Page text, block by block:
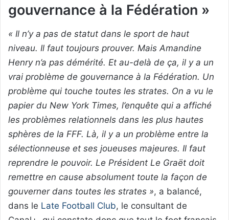
gouvernance à la Fédération »
« Il n’y a pas de statut dans le sport de haut
niveau. Il faut toujours prouver. Mais Amandine
Henry n’a pas démérité. Et au-delà de ça, il y a un
vrai problème de gouvernance à la Fédération. Un
problème qui touche toutes les strates. On a vu le
papier du New York Times, l’enquête qui a affiché
les problèmes relationnels dans les plus hautes
sphères de la FFF. Là, il y a un problème entre la
sélectionneuse et ses joueuses majeures. Il faut
reprendre le pouvoir. Le Président Le Graët doit
remettre en cause absolument toute la façon de
gouverner dans toutes les strates », a balancé,
dans le Late Football Club, le consultant de